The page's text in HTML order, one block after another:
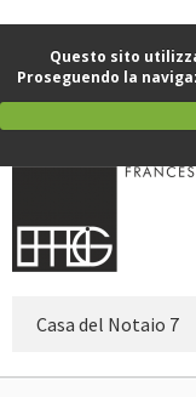
Questo sito
Proseguendo la
Casa del Notaio 7